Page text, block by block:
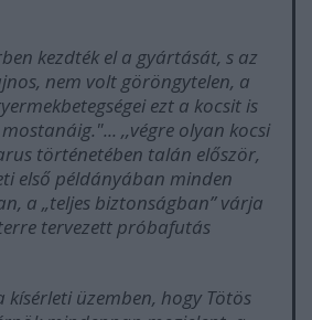
kezdték el a gyártását, s az
nem volt göröngytelen, a
ezt a kocsit is
mostanáig."... ,,végre olyan kocsi
történetében talán először,
első példányában minden
a „teljes biztonságban” várja
tervezett próbafutás
üzemben, hogy Tötös